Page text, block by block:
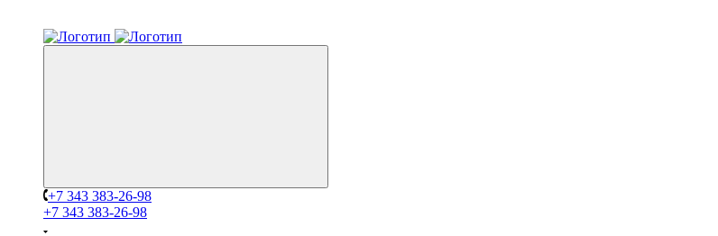
+7 343 383-26-98
+7 343 383-26-98